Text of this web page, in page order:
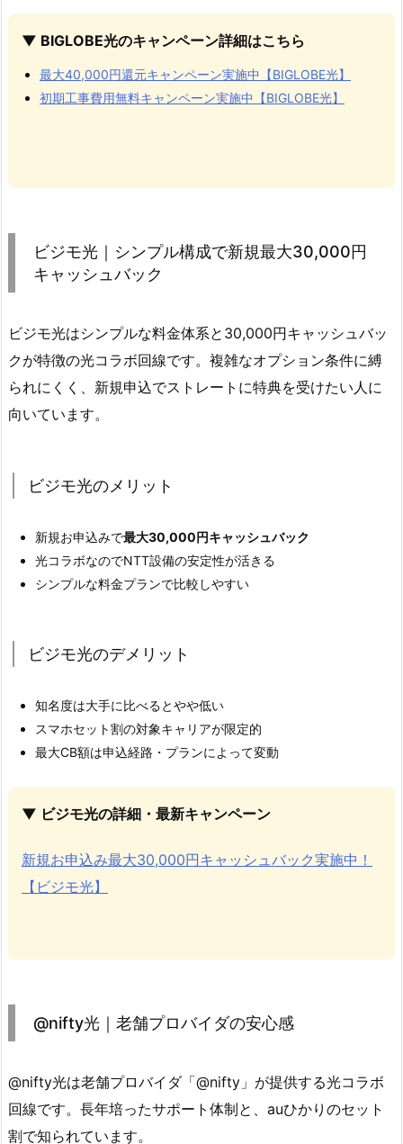
▼ BIGLOBE光のキャンペーン詳細はこちら
最大40,000円還元キャンペーン実施中【BIGLOBE光】
初期工事費用無料キャンペーン実施中【BIGLOBE光】
ビジモ光｜シンプル構成で新規最大30,000円
キャッシュバック
ビジモ光はシンプルな料金体系と30,000円キャッシュバッ
クが特徴の光コラボ回線です。複雑なオプション条件に縛
られにくく、新規申込でストレートに特典を受けたい人に
向いています。
ビジモ光のメリット
新規お申込みで最大30,000円キャッシュバック
光コラボなのでNTT設備の安定性が活きる
シンプルな料金プランで比較しやすい
ビジモ光のデメリット
知名度は大手に比べるとやや低い
スマホセット割の対象キャリアが限定的
最大CB額は申込経路・プランによって変動
▼ ビジモ光の詳細・最新キャンペーン
新規お申込み最大30,000円キャッシュバック実施中！
【ビジモ光】
@nifty光｜老舗プロバイダの安心感
@nifty光は老舗プロバイダ「@nifty」が提供する光コラボ
回線です。長年培ったサポート体制と、auひかりのセット
割で知られています。